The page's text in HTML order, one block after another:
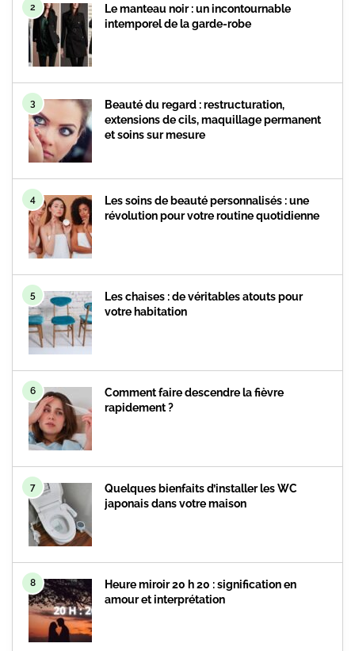
2
Le manteau noir : un incontournable
intemporel de la garde-robe
3
Beauté du regard : restructuration,
extensions de cils, maquillage permanent
et soins sur mesure
4
Les soins de beauté personnalisés : une
révolution pour votre routine quotidienne
5
Les chaises : de véritables atouts pour
votre habitation
6
Comment faire descendre la fièvre
rapidement ?
7
Quelques bienfaits d’installer les WC
japonais dans votre maison
8
Heure miroir 20 h 20 : signification en
amour et interprétation